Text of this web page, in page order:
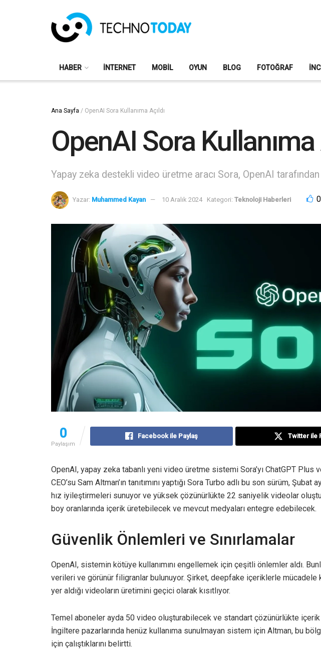
HABER İNTERNET MOBIL OYUN BLOG FOTOĞRAF
Ana Sayfa / OpenAI Sora Kullanıma Açıldı
OpenAI Sora Kullanıma
Yapay zeka destekli video üretme aracı Sora, OpenAI
Yazar: Muhammed Kayan 10 Aralık 2024 Kategori: Teknoloji Haberleri 0
0
Paylaşım
Facebook ile Paylaş Twitter ile
OpenAI, yapay zeka tabanlı yeni video üretme sistemi Sora’yı ChatGPT Plus
CEO’su Sam Altman’ın tanıtımını yaptığı Sora Turbo adlı bu son sürüm,
hız iyileştirmeleri sunuyor ve yüksek çözünürlükte 22 saniyelik videolar
boy oranlarında içerik üretebilecek ve mevcut medyaları entegre edebilecek.
Güvenlik Önlemleri ve Sınırlamalar
OpenAI, sistemin kötüye kullanımını engellemek için çeşitli önlemler aldı.
verileri ve görünür filigranlar bulunuyor. Şirket, deepfake içeriklerle mücadele
yer aldığı videoların üretimini geçici olarak kısıtlıyor.
Temel aboneler ayda 50 video oluşturabilecek ve standart çözünürlükte
İngiltere pazarlarında henüz kullanıma sunulmayan sistem için Altman, bu
için çalıştıklarını belirtti.